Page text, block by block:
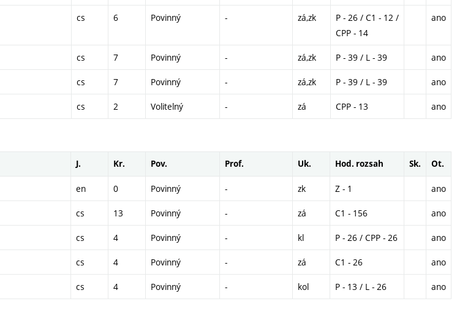
cs 6 Povinný - zá,zk
P - 26 / C1 - 12 /
CPP - 14
ano
cs 7 Povinný - zá,zk P - 39 / L - 39 ano
cs 7 Povinný - zá,zk P - 39 / L - 39 ano
cs 2 Volitelný - zá CPP - 13 ano
J. Kr. Pov. Prof. Uk. Hod. rozsah Sk. Ot.
en 0 Povinný - zk Z - 1 ano
cs 13 Povinný - zá C1 - 156 ano
cs 4 Povinný - kl P - 26 / CPP - 26 ano
cs 4 Povinný - zá C1 - 26 ano
cs 4 Povinný - kol P - 13 / L - 26 ano